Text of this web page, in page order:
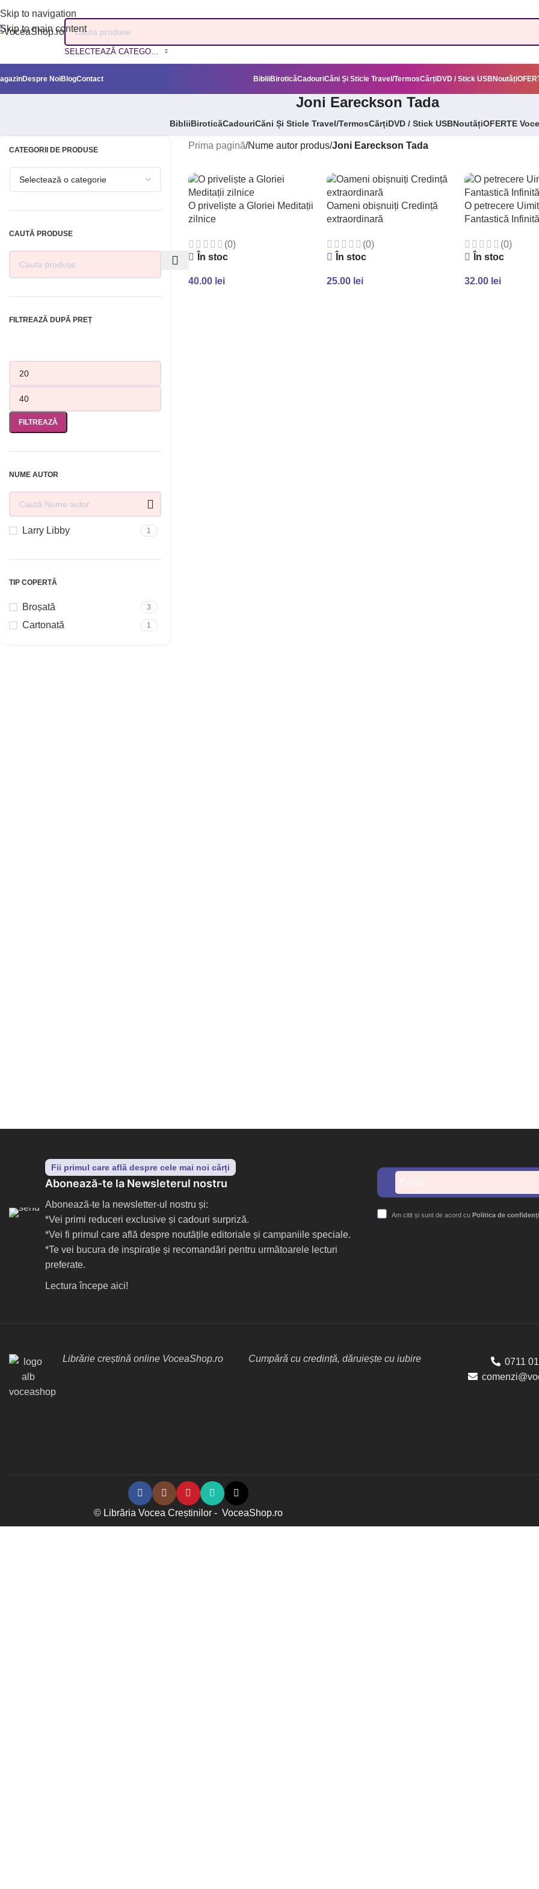
Skip to navigation
Skip to main content
Despre NoiBlogContact BibliiBiroticăCadouriCăni Și Sticle Travel/TermosCărțiDVD / Stick USB Noutăți
Joni Eareckson Tada
BibliiBiroticăCadouriCăni Și Sticle Travel/TermosCărțiDVD / Stick USBNoutățiOFERTE
CATEGORII DE PRODUSE
CAUTĂ PRODUSE
FILTREAZĂ DUPĂ PREȚ
FILTREAZĂ
NUME AUTOR
Larry Libby 1
TIP COPERTĂ
Broșată 3
Cartonată 1
Prima pagină/Nume autor produs/Joni Eareckson Tada
O priveliște a Gloriei Meditații
zilnice
(0)
În stoc
40.00 lei
Oameni obișnuiți Credință
extraordinară
(0)
În stoc
25.00 lei
O petrecere
Fantastică Infinită
(0)
În stoc
32.00 lei
Fii primul care află despre cele mai noi cărți
Abonează-te la Newsleterul nostru
Abonează-te la newsletter-ul nostru și:
*Vei primi reduceri exclusive și cadouri surpriză.
*Vei fi primul care află despre noutățile editoriale și campaniile speciale.
*Te vei bucura de inspirație și recomandări pentru următoarele lecturi
preferate.
Lectura începe aici!
Am citit și sunt de acord cu Politica de
Librărie creștină online VoceaShop.ro Cumpără cu credință, dăruiește cu iubire
0711
© Librăria Vocea Creștinilor - VoceaShop.ro